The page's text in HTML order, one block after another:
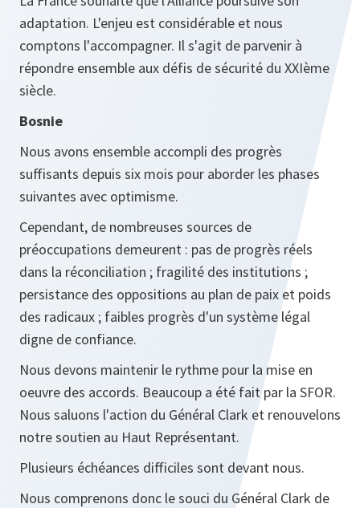
adaptation. L'enjeu est considérable et nous
comptons l'accompagner. Il s'agit de parvenir à
répondre ensemble aux défis de sécurité du XXIème
siècle.
Bosnie
Nous avons ensemble accompli des progrès
suffisants depuis six mois pour aborder les phases
suivantes avec optimisme.
Cependant, de nombreuses sources de
préoccupations demeurent : pas de progrès réels
dans la réconciliation ; fragilité des institutions ;
persistance des oppositions au plan de paix et poids
des radicaux ; faibles progrès d'un système légal
digne de confiance.
Nous devons maintenir le rythme pour la mise en
oeuvre des accords. Beaucoup a été fait par la SFOR.
Nous saluons l'action du Général Clark et renouvelons
notre soutien au Haut Représentant.
Plusieurs échéances difficiles sont devant nous.
Nous comprenons donc le souci du Général Clark de